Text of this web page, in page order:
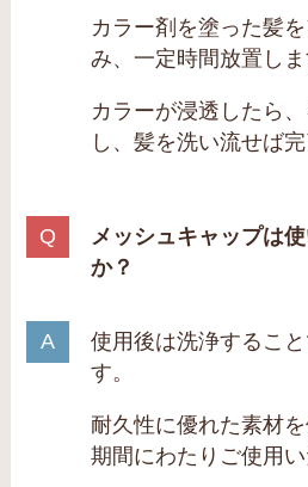
カラー剤を塗った髪
み、一定時間放置しま
カラーが浸透したら
し、髪を洗い流せば完
メッシュキャップは
か？
使用後は洗浄するこ
す。
耐久性に優れた素材
期間にわたりご使用い